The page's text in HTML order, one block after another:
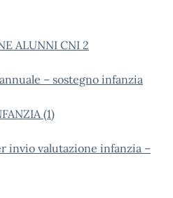
ALUNNI CNI 2
– sostegno infanzia
(1)
invio valutazione infanzia –